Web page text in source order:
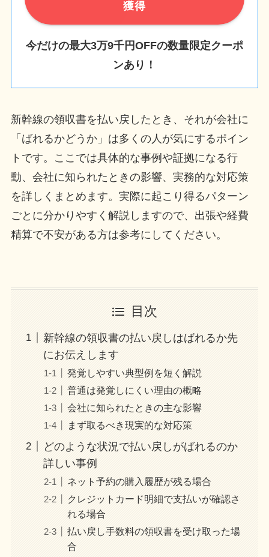
獲得
今だけの最大3万9千円OFFの数量限定クーポ
ンあり！
新幹線の領収書を払い戻したとき、それが会社に
「ばれるかどうか」は多くの人が気にするポイン
トです。ここでは具体的な事例や証拠になる行
動、会社に知られたときの影響、実務的な対応策
を詳しくまとめます。実際に起こり得るパターン
ごとに分かりやすく解説しますので、出張や経費
精算で不安がある方は参考にしてください。
目次
新幹線の領収書の払い戻しはばれるか先
にお伝えします
発覚しやすい典型例を短く解説
普通は発覚しにくい理由の概略
会社に知られたときの主な影響
まず取るべき現実的な対応策
どのような状況で払い戻しがばれるのか
詳しい事例
ネット予約の購入履歴が残る場合
クレジットカード明細で支払いが確認さ
れる場合
払い戻し手数料の領収書を受け取った場
合